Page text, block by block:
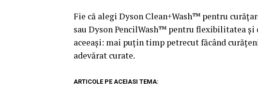
Fie că alegi Dyson Clean+Wash™ pentru
sau Dyson PencilWash™ pentru flexibilitatea
aceeași: mai puțin timp petrecut făcând
adevărat curate.
ARTICOLE PE ACEIASI TEMA: